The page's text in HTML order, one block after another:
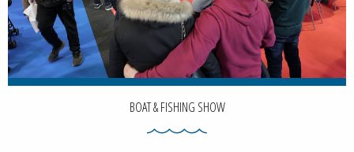
BOAT & FISHING SHOW